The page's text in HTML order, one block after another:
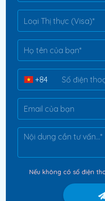
Nếu không có số điện